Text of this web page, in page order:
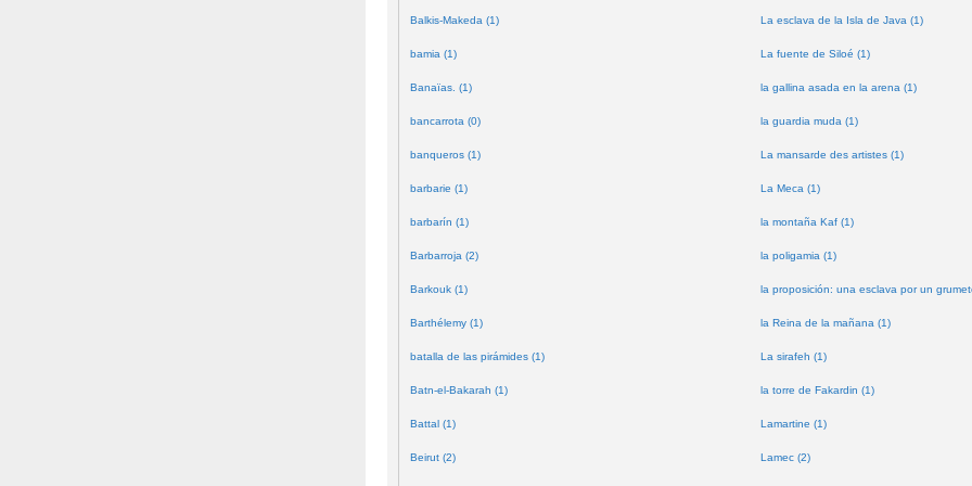
Balkis-Makeda (1)
bamia (1)
Banaïas. (1)
bancarrota (0)
banqueros (1)
barbarie (1)
barbarín (1)
Barbarroja (2)
Barkouk (1)
Barthélemy (1)
batalla de las pirámides (1)
Batn-el-Bakarah (1)
Battal (1)
Beirut (2)
La esclava de la Isla de Java (1)
La fuente de Siloé (1)
la gallina asada en la arena (1)
la guardia muda (1)
La mansarde des artistes (1)
La Meca (1)
la montaña Kaf (1)
la poligamia (1)
la proposición: una esclava por un
la Reina de la mañana (1)
La sirafeh (1)
la torre de Fakardin (1)
Lamartine (1)
Lamec (2)